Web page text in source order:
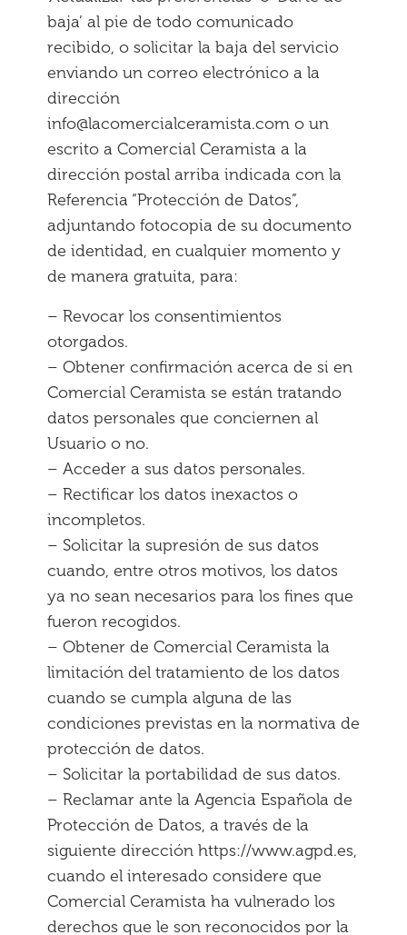
baja’ al pie de todo comunicado
recibido, o solicitar la baja del servicio
enviando un correo electrónico a la
dirección
info@lacomercialceramista.com o un
escrito a Comercial Ceramista a la
dirección postal arriba indicada con la
Referencia “Protección de Datos”,
adjuntando fotocopia de su documento
de identidad, en cualquier momento y
de manera gratuita, para:
– Revocar los consentimientos
otorgados.
– Obtener confirmación acerca de si en
Comercial Ceramista se están tratando
datos personales que conciernen al
Usuario o no.
– Acceder a sus datos personales.
– Rectificar los datos inexactos o
incompletos.
– Solicitar la supresión de sus datos
cuando, entre otros motivos, los datos
ya no sean necesarios para los fines que
fueron recogidos.
– Obtener de Comercial Ceramista la
limitación del tratamiento de los datos
cuando se cumpla alguna de las
condiciones previstas en la normativa de
protección de datos.
– Solicitar la portabilidad de sus datos.
– Reclamar ante la Agencia Española de
Protección de Datos, a través de la
siguiente dirección https://www.agpd.es,
cuando el interesado considere que
Comercial Ceramista ha vulnerado los
derechos que le son reconocidos por la